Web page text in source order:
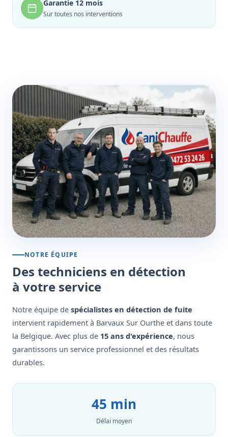
Garantie 12 mois
Sur toutes nos interventions
NOTRE ÉQUIPE
Des techniciens en détection
à votre service
Notre équipe de spécialistes en détection de fuite
intervient rapidement à Barvaux Sur Ourthe et dans toute
la Belgique. Avec plus de 15 ans d'expérience, nous
garantissons un service professionnel et des résultats
durables.
45 min
Délai moyen